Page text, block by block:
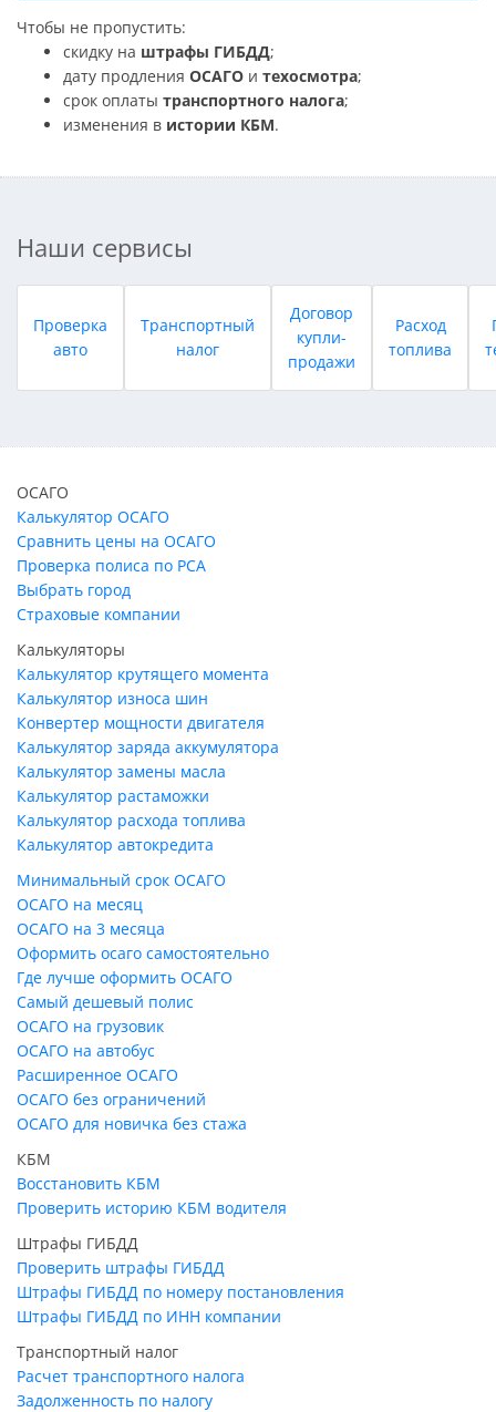
Чтобы не пропустить:
скидку на штрафы ГИБДД;
дату продления ОСАГО и техосмотра;
срок оплаты транспортного налога;
изменения в истории КБМ.
Наши сервисы
Проверка
авто
Транспортный
налог
Договор
купли-
продажи
Расход
топлива
ОСАГО
Калькулятор ОСАГО
Сравнить цены на ОСАГО
Проверка полиса по РСА
Выбрать город
Страховые компании
Калькуляторы
Калькулятор крутящего момента
Калькулятор износа шин
Конвертер мощности двигателя
Калькулятор заряда аккумулятора
Калькулятор замены масла
Калькулятор растаможки
Калькулятор расхода топлива
Калькулятор автокредита
Минимальный срок ОСАГО
ОСАГО на месяц
ОСАГО на 3 месяца
Оформить осаго самостоятельно
Где лучше оформить ОСАГО
Самый дешевый полис
ОСАГО на грузовик
ОСАГО на автобус
Расширенное ОСАГО
ОСАГО без ограничений
ОСАГО для новичка без стажа
КБМ
Восстановить КБМ
Проверить историю КБМ водителя
Штрафы ГИБДД
Проверить штрафы ГИБДД
Штрафы ГИБДД по номеру постановления
Штрафы ГИБДД по ИНН компании
Транспортный налог
Расчет транспортного налога
Задолженность по налогу